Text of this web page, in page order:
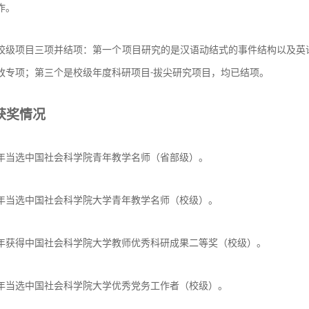
级项目三项并结项：第一个项目研究的是汉语动结式的事件结构以及
专项；第三个是校级年度科研项目 -拔尖研究项目，均已结项。
奖情况
当选中国社会科学院青年教学名师 （省部级）。
当选中国社会科学院大学青年教学名师 （校级）。
获得中国社会科学院大学教师优秀科研成果二等奖（校级）。
当选中国社会科学院大学优秀党务工作者 （校级） 。